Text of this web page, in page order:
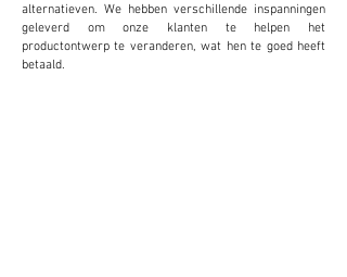
alternatieven. We hebben verschillende inspanningen
geleverd om onze klanten te helpen het
productontwerp te veranderen, wat hen te goed heeft
betaald.